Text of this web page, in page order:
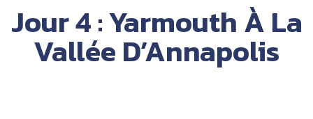
Jour 4 : Yarmouth À La
Vallée D’Annapolis